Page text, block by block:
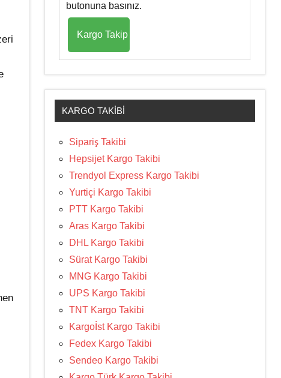
butonuna basınız.
KARGO TAKIBI
Sipariş Takibi
Hepsijet Kargo Takibi
Trendyol Express Kargo Takibi
Yurtiçi Kargo Takibi
PTT Kargo Takibi
Aras Kargo Takibi
DHL Kargo Takibi
Sürat Kargo Takibi
MNG Kargo Takibi
UPS Kargo Takibi
TNT Kargo Takibi
Kargoİst Kargo Takibi
Fedex Kargo Takibi
Sendeo Kargo Takibi